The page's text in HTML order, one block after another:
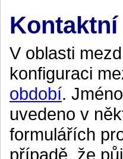
V oblasti
konfiguraci
období.
uvedeno v
formulářích
případě, že